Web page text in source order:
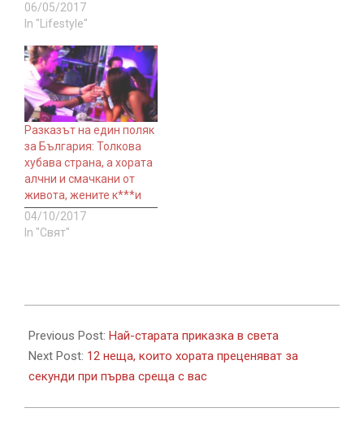
06/05/2017
In "Lifestyle"
Разказът на един поляк
за България: Толкова
хубава страна, а хората
алчни и смачкани от
живота, жените к***и
04/10/2017
In "Свят"
02-
20
Previous Post: Най-старата приказка в света
Next Post: 12 неща, които хората преценяват за
секунди при първа среща с вас